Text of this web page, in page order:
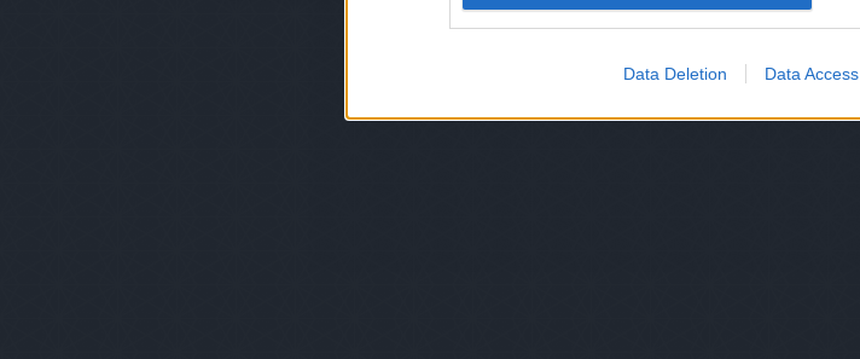
Data Deletion Data Access